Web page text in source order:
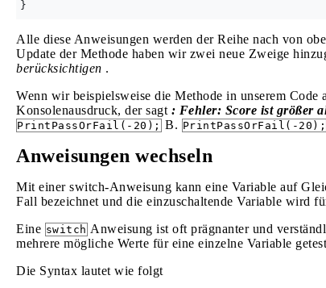
Alle diese Anweisungen werden der Reihe nach von
Update der Methode haben wir zwei neue Zweige
berücksichtigen .
Wenn wir beispielsweise die Methode in unserem Code
Konsolenausdruck, der sagt : Fehler: Score ist größer
PrintPassOrFail(-20); B. PrintPassOrFail(-20);
Anweisungen wechseln
Mit einer switch-Anweisung kann eine Variable auf
Fall bezeichnet und die einzuschaltende Variable wird
Eine switch Anweisung ist oft prägnanter und
mehrere mögliche Werte für eine einzelne Variable
Die Syntax lautet wie folgt